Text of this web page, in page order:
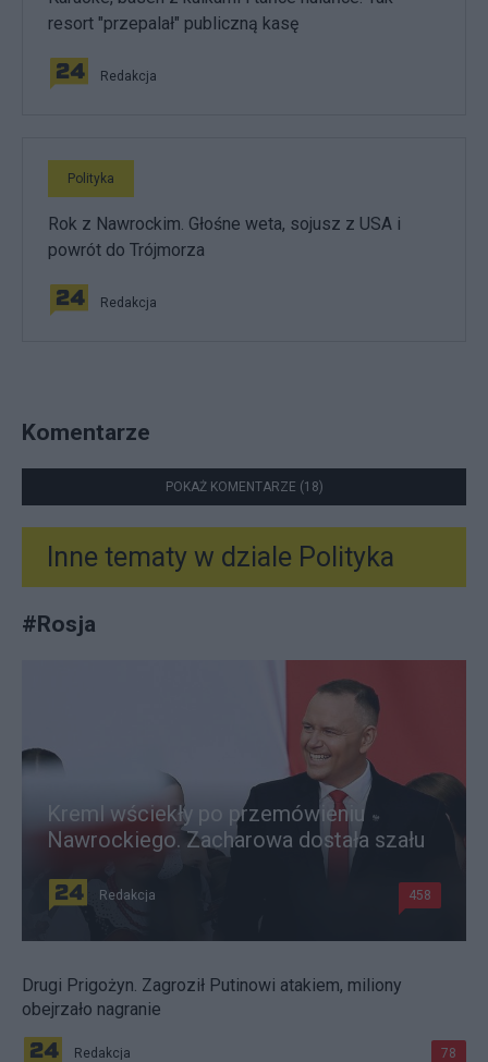
resort "przepalał" publiczną kasę
Redakcja
Polityka
Rok z Nawrockim. Głośne weta, sojusz z USA i
powrót do Trójmorza
Redakcja
Komentarze
POKAŻ KOMENTARZE (18)
Inne tematy w dziale Polityka
#Rosja
Kreml wściekły po przemówieniu
Nawrockiego. Zacharowa dostała szału
Redakcja 458
Drugi Prigożyn. Zagroził Putinowi atakiem, miliony
obejrzało nagranie
Redakcja 78